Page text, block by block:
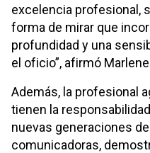
excelencia profesional,
forma de mirar que
profundidad y una
el oficio”, afirmó
Además, la profesional
tienen la
nuevas generaciones
comunicadoras,